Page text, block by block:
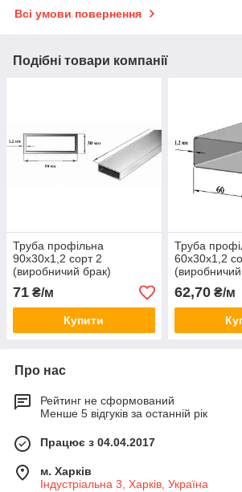
Всі умови повернення
Подібні товари компанії
Труба профільна
90x30х1,2 сорт 2
(виробничий брак)
71 ₴/м
Купити
Труба
60x30х1,2
62,70₴/м
Про нас
Рейтинг не сформований
Менше 5 відгуків за останній рік
Працює з 04.04.2017
м. Харків
Індустріальна 3, Харків, Україна